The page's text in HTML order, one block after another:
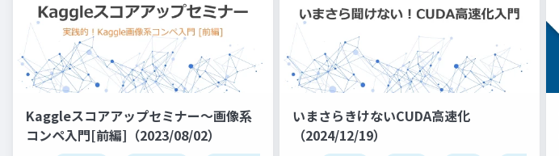
Kaggleスコアアップセミナー～画像系
コンペ入門[前編]（2023/08/02）
いまさらきけないCUDA高速化
（2024/12/19）